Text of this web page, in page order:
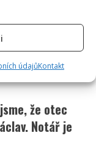
údajůKontakt
že otec
Notář je